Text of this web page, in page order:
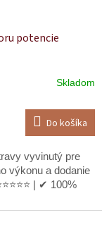
potencie
Skladom
Do košíka
vyvinutý pre
výkonu a dodanie
| ✔ 100%